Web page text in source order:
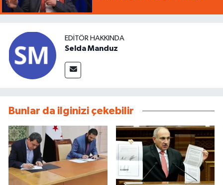
EDITÖR HAKKINDA
Selda Manduz
Bunlar da ilginizi çekebilir